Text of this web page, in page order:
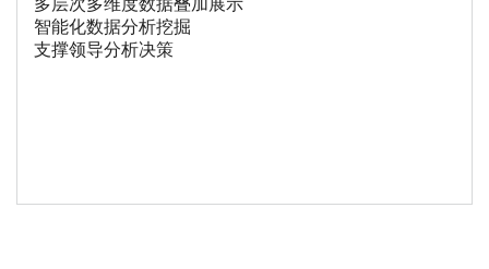
多层次多维度数据叠加展示
智能化数据分析挖掘
支撑领导分析决策